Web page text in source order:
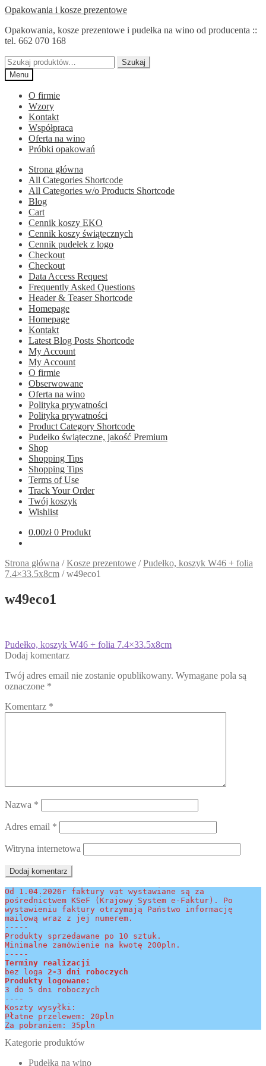
Przejdź
nawigacji
Przejdź
treści
Opakowania i kosze prezentowe
Opakowania, kosze prezentowe i pudełka na wino od producenta ::
tel. 662 070 168
Szukaj:
Szukaj
Menu
O firmie
Wzory
Kontakt
Współpraca
Oferta na wino
Próbki opakowań
Strona główna
All Categories Shortcode
All Categories w/o Products Shortcode
Blog
Cart
Cennik koszy EKO
Cennik koszy świątecznych
Cennik pudełek z logo
Checkout
Checkout
Data Access Request
Frequently Asked Questions
Header & Teaser Shortcode
Homepage
Homepage
Kontakt
Latest Blog Posts Shortcode
My Account
My Account
O firmie
Obserwowane
Oferta na wino
Polityka prywatności
Polityka prywatności
Product Category Shortcode
Pudełko świąteczne, jakość Premium
Shop
Shopping Tips
Shopping Tips
Terms of Use
Track Your Order
Twój koszyk
Wishlist
0.00zł 0 Produkt
Strona główna /Kosze prezentowe /Pudełko, koszyk W46 + folia
7.4×33.5x8cm /w49eco1
w49eco1
Nawigacja
wpisu
Poprzedni
wpis:
Pudełko, koszyk W46 + folia 7.4×33.5x8cm
Dodaj komentarz
Twój adres email nie zostanie opublikowany. Wymagane pola są
oznaczone *
Komentarz *
Nazwa *
Adres email *
Witryna internetowa
Od 1.04.2026r faktury vat wystawiane są za
pośrednictwem KSeF (Krajowy System e-Faktur). Po
wystawieniu faktury otrzymają Państwo informację
mailową wraz z jej numerem.
-----
Produkty sprzedawane po 10 sztuk.
Minimalne zamówienie na kwotę 200pln.
-----
Terminy realizacji
bez loga 2-3 dni roboczych
Produkty logowane:
3 do 5 dni roboczych
----
Koszty wysyłki:
Płatne przelewem: 20pln
Za pobraniem: 35pln
Kategorie produktów
Pudełka na wino